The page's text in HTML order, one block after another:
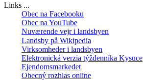
Links ...
Obec na Facebooku
Obec na YouTube
Nuværende vejr i landsbyen
Landsby på Wikipedia
Virksomheder i landsbyen
Elektronická verzia týždenníka Kysuce
Ejendomsmarkedet
Obecný rozhlas online